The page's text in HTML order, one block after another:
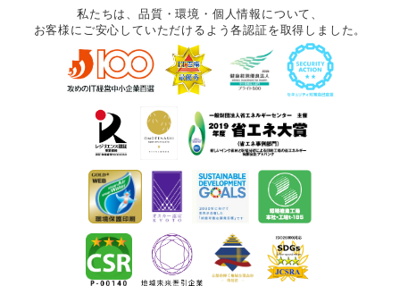
私たちは、品質・環境・個人情報について、
お客様にご安心していただけるよう各認証を取得しました。